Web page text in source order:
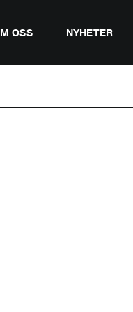
OSS NYHETER